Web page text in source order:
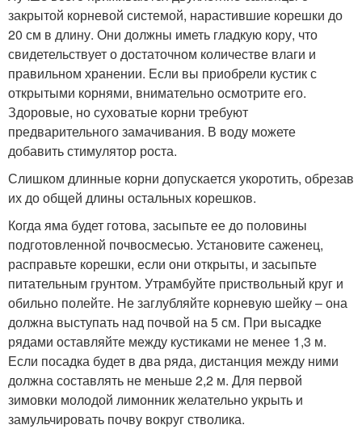
закрытой корневой системой, нарастившие корешки до
20 см в длину. Они должны иметь гладкую кору, что
свидетельствует о достаточном количестве влаги и
правильном хранении. Если вы приобрели кустик с
открытыми корнями, внимательно осмотрите его.
Здоровые, но суховатые корни требуют
предварительного замачивания. В воду можете
добавить стимулятор роста.
Слишком длинные корни допускается укоротить, обрезав
их до общей длины остальных корешков.
Когда яма будет готова, засыпьте ее до половины
подготовленной почвосмесью. Установите саженец,
расправьте корешки, если они открыты, и засыпьте
питательным грунтом. Утрамбуйте приствольный круг и
обильно полейте. Не заглубляйте корневую шейку – она
должна выступать над почвой на 5 см. При высадке
рядами оставляйте между кустиками не менее 1,3 м.
Если посадка будет в два ряда, дистанция между ними
должна составлять не меньше 2,2 м. Для первой
зимовки молодой лимонник желательно укрыть и
замульчировать почву вокруг стволика.